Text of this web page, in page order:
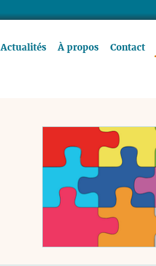
Actualités À propos Contact